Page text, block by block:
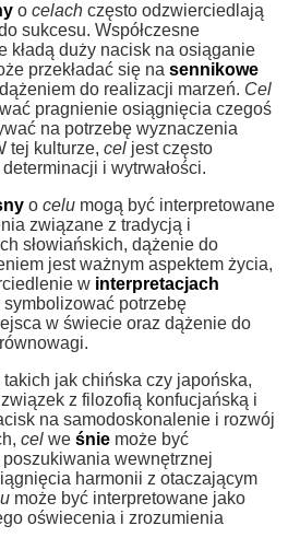
o celach często odzwierciedlają
sukcesu. Współczesne
kładą duży nacisk na osiąganie
przekładać się na sennikowe
do realizacji marzeń. Cel
pragnienie osiągnięcia czegoś
na potrzebę wyznaczenia
tej kulturze, cel jest często
i wytrwałości.
o celu mogą być interpretowane
związane z tradycją i
słowiańskich, dążenie do
jest ważnym aspektem życia,
w interpretacjach
symbolizować potrzebę
w świecie oraz dążenie do
jak chińska czy japońska,
z filozofią konfucjańską i
na samodoskonalenie i rozwój
cel we śnie może być
wewnętrznej
harmonii z otaczającym
może być interpretowane jako
oświecenia i zrozumienia